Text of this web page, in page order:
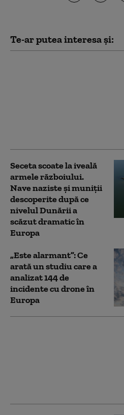
Te-ar putea interesa și:
Seceta scoate la iveală
armele războiului.
Nave naziste și muniţii
descoperite după ce
nivelul Dunării a
scăzut dramatic în
Europa
„Este alarmant”: Ce
arată un studiu care a
analizat 144 de
incidente cu drone în
Europa